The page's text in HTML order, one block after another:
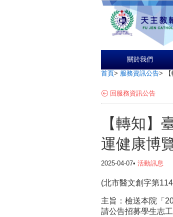
關於我們
首頁> 服務資訊公告>
回服務資訊公告
【轉知】
運健康博
2025-04-07• 活動訊息
(北市醫文創字第
主旨：檢送本院「
請公告招募學生志